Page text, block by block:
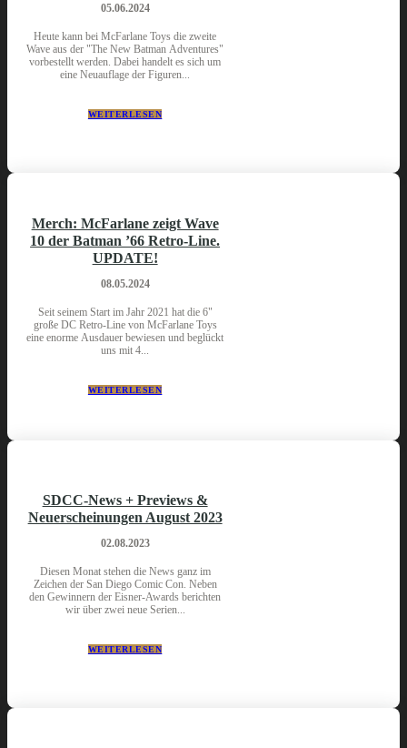
05.06.2024
Heute kann bei McFarlane Toys die zweite
Wave aus der "The New Batman Adventures"
vorbestellt werden. Dabei handelt es sich um
eine Neuauflage der Figuren...
WEITERLESEN
Merch: McFarlane zeigt Wave
10 der Batman ’66 Retro-Line.
UPDATE!
08.05.2024
Seit seinem Start im Jahr 2021 hat die 6"
große DC Retro-Line von McFarlane Toys
eine enorme Ausdauer bewiesen und beglückt
uns mit 4...
WEITERLESEN
SDCC-News + Previews &
Neuerscheinungen August 2023
02.08.2023
Diesen Monat stehen die News ganz im
Zeichen der San Diego Comic Con. Neben
den Gewinnern der Eisner-Awards berichten
wir über zwei neue Serien...
WEITERLESEN